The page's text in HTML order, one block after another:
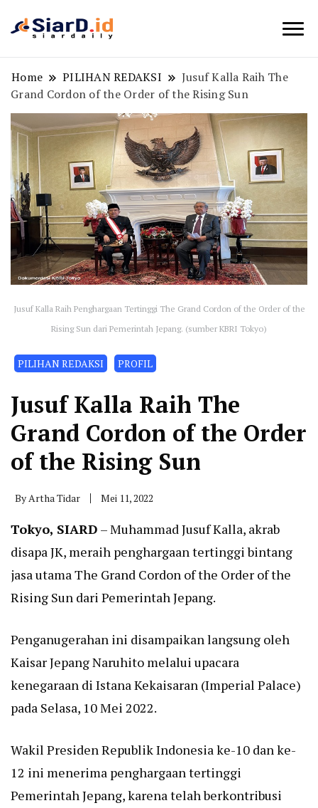
Home PILIHAN REDAKSI
Jusuf Kalla Raih The
Grand Cordon of the Order of the Rising Sun
Jusuf Kalla Raih Penghargaan Tertinggi The Grand Cordon of the Order of the
Rising Sun dari Pemerintah Jepang. (sumber KBRI Tokyo)
PILIHAN REDAKSI PROFIL
Jusuf Kalla Raih The
Grand Cordon of the Order
of the Rising Sun
ByArtha Tidar Mei 11, 2022
Tokyo, SIARD – Muhammad Jusuf Kalla, akrab
disapa JK, meraih penghargaan tertinggi bintang
jasa utama The Grand Cordon of the Order of the
Rising Sun dari Pemerintah Jepang.
Penganugerahan ini disampaikan langsung oleh
Kaisar Jepang Naruhito melalui upacara
kenegaraan di Istana Kekaisaran (Imperial Palace)
pada Selasa, 10 Mei 2022.
Wakil Presiden Republik Indonesia ke-10 dan ke-
12 ini menerima penghargaan tertinggi
Pemerintah Jepang, karena telah berkontribusi